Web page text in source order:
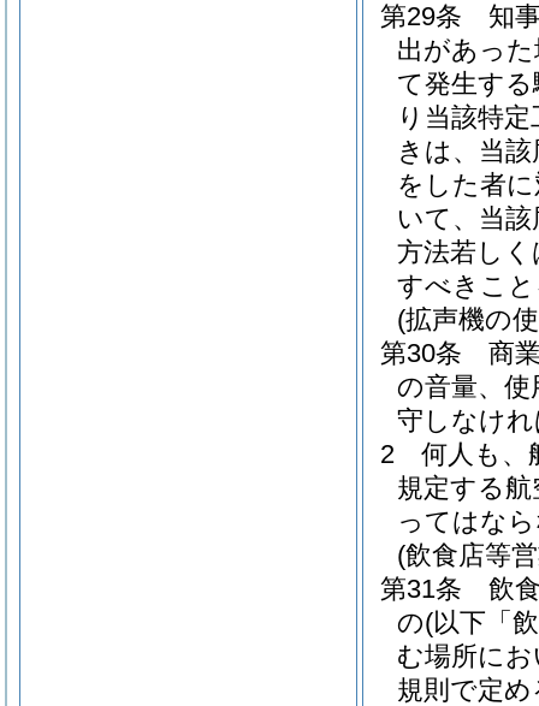
第29条
知
出があっ
て発生す
り当該特
きは、当
をした者
いて、当
方法若し
すべきこ
(拡声機の
第30条
商
の音量、
守しなけ
2
何人も、
規定する
ってはな
(飲食店等
第31条
飲
の(以下「
む場所に
規則で定